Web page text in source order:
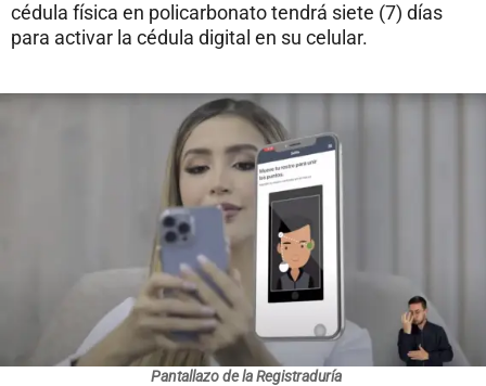
cédula física en policarbonato tendrá siete (7) días
para activar la cédula digital en su celular.
Pantallazo de la Registraduría